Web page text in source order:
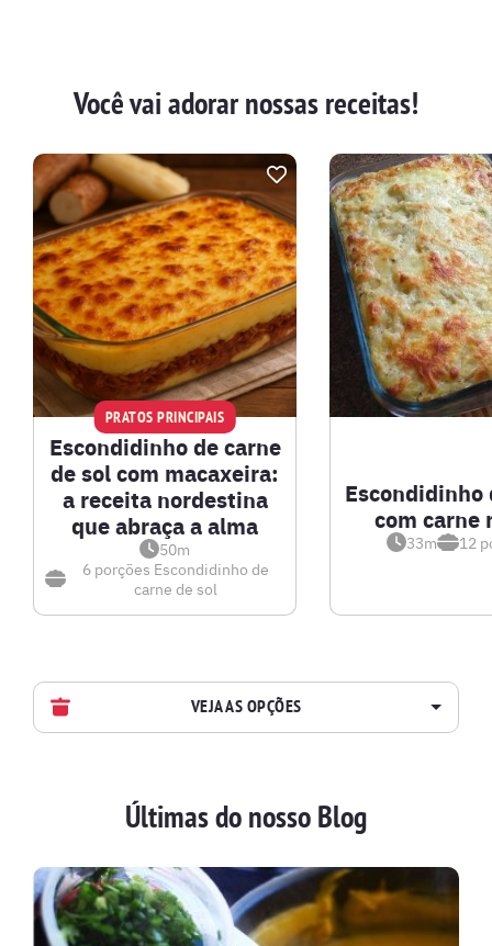
Você vai adorar nossas receitas!
PRATOS PRINCIPAIS
Escondidinho de carne
de sol com macaxeira:
a receita nordestina
que abraça a alma
50m
6 porções Escondidinho de
carne de sol
Escondidinho
com carne
33m 12
VEJA AS OPÇÕES
BATIDAS
BEBIDAS E DRINKS
Últimas do nosso Blog